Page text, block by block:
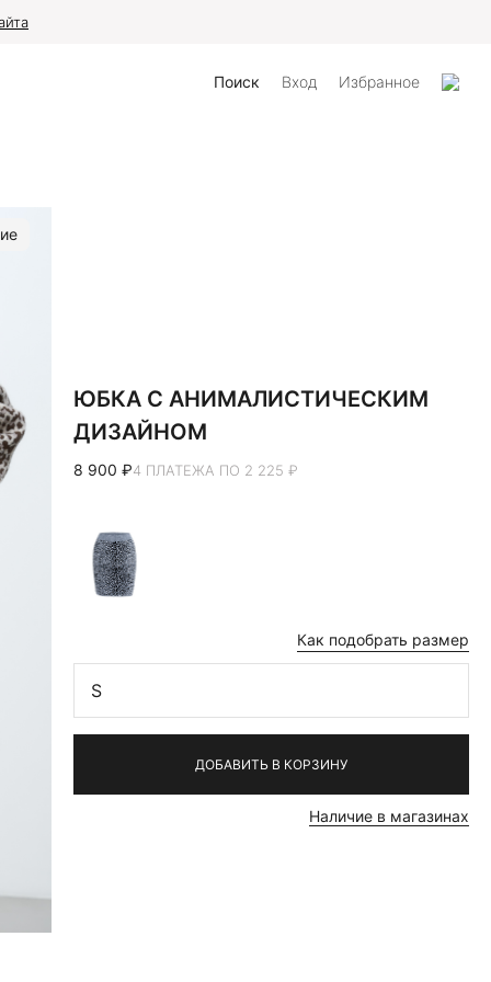
Поиск Вход Избранное
ЮБКА С АНИМАЛИСТИЧЕСКИМ
ДИЗАЙНОМ
8 900 ₽4 ПЛАТЕЖА ПО 2 225 ₽
Как подобрать размер
S
ДОБАВИТЬ В КОРЗИНУ
Наличие в магазинах